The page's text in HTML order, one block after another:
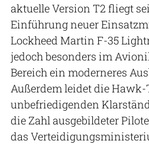
aktuelle Version T2 fliegt
Einführung neuer
Lockheed Martin F-35
jedoch besonders im
Bereich ein moderneres
Außerdem leidet die
unbefriedigenden
die Zahl ausgebildeter
das